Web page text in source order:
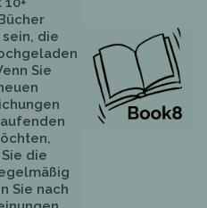
die
Sie
die
Sie nach